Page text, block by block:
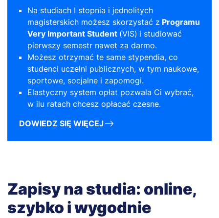
Na studiach I stopnia i jednolitych
magisterskich możesz skorzystać z Programu
Very Important Student (VIS) i studiować
pierwszy semestr nawet za darmo.
Możesz otrzymać te same stypendia, co
studenci uczelni publicznych, w tym naukowe,
sportowe, socjalne i zapomogi.
Elastyczny system opłat pozwala Ci wybrać,
w ilu ratach chcesz opłacać czesne.
DOWIEDZ SIĘ WIĘCEJ
Zapisy na studia: online,
szybko i wygodnie